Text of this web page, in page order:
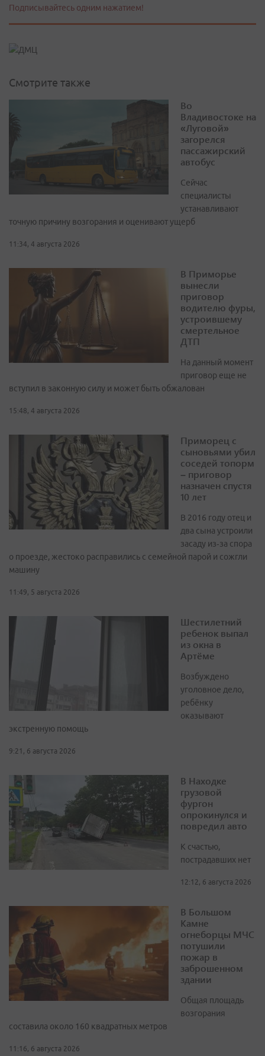
Подписывайтесь одним нажатием!
Смотрите также
Во
Владивостоке на
«Луговой»
загорелся
пассажирский
автобус
Сейчас
специалисты
устанавливают
точную причину возгорания и оценивают ущерб
11:34, 4 августа 2026
В Приморье
вынесли
приговор
водителю фуры,
устроившему
смертельное
ДТП
На данный момент
приговор еще не
вступил в законную силу и может быть обжалован
15:48, 4 августа 2026
Приморец с
сыновьями убил
соседей топорм
– приговор
назначен спустя
10 лет
В 2016 году отец и
два сына устроили
засаду из‑за спора
о проезде, жестоко расправились с семейной парой и сожгли
машину
11:49, 5 августа 2026
Шестилетний
ребенок выпал
из окна в
Артёме
Возбуждено
уголовное дело,
ребёнку
оказывают
экстренную помощь
9:21, 6 августа 2026
В Находке
грузовой
фургон
опрокинулся и
повредил авто
К счастью,
пострадавших нет
12:12, 6 августа 2026
В Большом
Камне
огнеборцы МЧС
потушили
пожар в
заброшенном
здании
Общая площадь
возгорания
составила около 160 квадратных метров
11:16, 6 августа 2026